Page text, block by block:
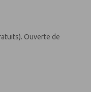
Ouverte de